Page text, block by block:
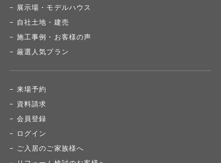
展示場・モデルハウス
自社土地・建売
施工事例・お客様の声
厳選人気プラン
来場予約
資料請求
会員登録
ログイン
ご入居のご家族様へ